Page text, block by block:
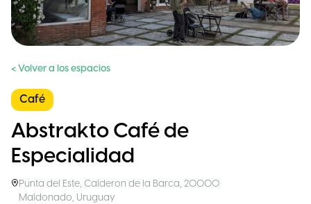
< Volver a los espacios
Café
Abstrakto Café de
Especialidad
Punta del Este, Calderon de la Barca, 20000
Maldonado, Uruguay